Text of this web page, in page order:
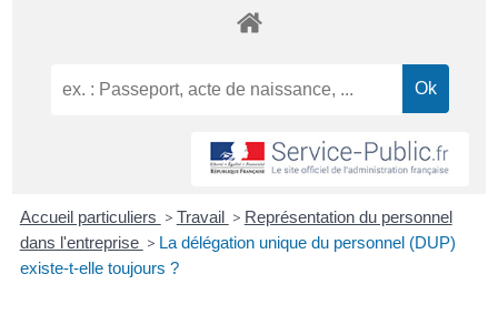
Accueil particuliers > Travail > Représentation du personnel
dans l'entreprise > La délégation unique du personnel (DUP)
existe-t-elle toujours ?